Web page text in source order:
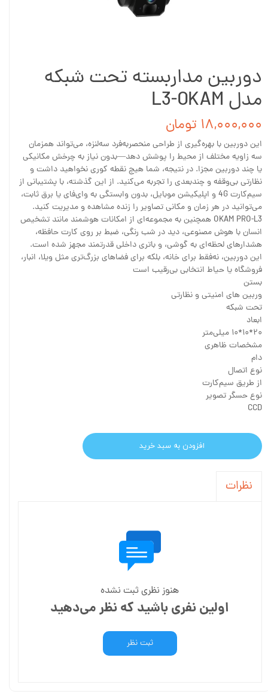
دوربین مداربسته تحت شبکه
مدل L3-OKAM
۱۸,۰۰۰,۰۰۰ تومان
این دوربین با بهره‌گیری از طراحی منحصربه‌فرد سه‌لنزه، می‌تواند همزمان
سه زاویه مختلف از محیط را پوشش دهد—بدون نیاز به چرخش مکانیکی
یا چند دوربین مجزا. در نتیجه، شما هیچ نقطه کوری نخواهید داشت و
نظارتی بی‌وقفه و چندبعدی را تجربه می‌کنید. از این گذشته، با پشتیبانی از
سیم‌کارت 4G و اپلیکیشن موبایل، بدون وابستگی به وای‌فای یا برق ثابت،
می‌توانید در هر زمان و مکانی تصاویر را زنده مشاهده و مدیریت کنید.
OKAM PRO-L3 همچنین به مجموعه‌ای از امکانات هوشمند مانند تشخیص
انسان با هوش مصنوعی، دید در شب رنگی، ضبط بر روی کارت حافظه،
هشدارهای لحظه‌ای به گوشی، و باتری داخلی قدرتمند مجهز شده است.
این دوربین، نه‌فقط برای خانه، بلکه برای فضاهای بزرگ‌تری مثل ویلا، انبار،
فروشگاه یا حیاط انتخابی بی‌رقیب است
بستن
وربین های امنیتی و نظارتی
تحت شبکه
ابعاد
۲۰*۱۰*۱۰ میلی‌متر
مشخصات ظاهری
دام
نوع اتصال
از طریق سیم‌کارت
نوع حسگر تصویر
CCD
افزودن به سبد خرید
نظرات
هنوز نظری ثبت نشده
اولین نفری باشید که نظر می‌دهید
ثبت نظر